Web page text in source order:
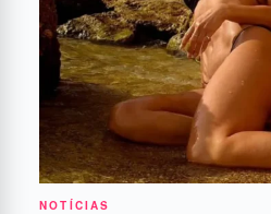
NOTÍCIAS